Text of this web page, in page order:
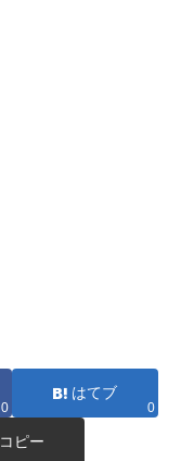
0
はてブ
0
コピー